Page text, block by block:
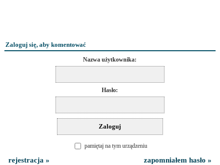
Zaloguj się, aby komentować
Nazwa użytkownika:
Hasło:
pamiętaj na tym urządzeniu
rejestracja » zapomniałem hasło »